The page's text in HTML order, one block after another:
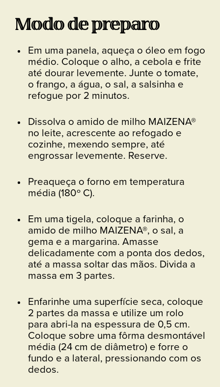
Modo de preparo
Em uma panela, aqueça o óleo em fogo
médio. Coloque o alho, a cebola e frite
até dourar levemente. Junte o tomate,
o frango, a água, o sal, a salsinha e
refogue por 2 minutos.
Dissolva o amido de milho MAIZENA®
no leite, acrescente ao refogado e
cozinhe, mexendo sempre, até
engrossar levemente. Reserve.
Preaqueça o forno em temperatura
média (180º C).
Em uma tigela, coloque a farinha, o
amido de milho MAIZENA®, o sal, a
gema e a margarina. Amasse
delicadamente com a ponta dos dedos,
até a massa soltar das mãos. Divida a
massa em 3 partes.
Enfarinhe uma superfície seca, coloque
2 partes da massa e utilize um rolo
para abri-la na espessura de 0,5 cm.
Coloque sobre uma fôrma desmontável
média (24 cm de diâmetro) e forre o
fundo e a lateral, pressionando com os
dedos.